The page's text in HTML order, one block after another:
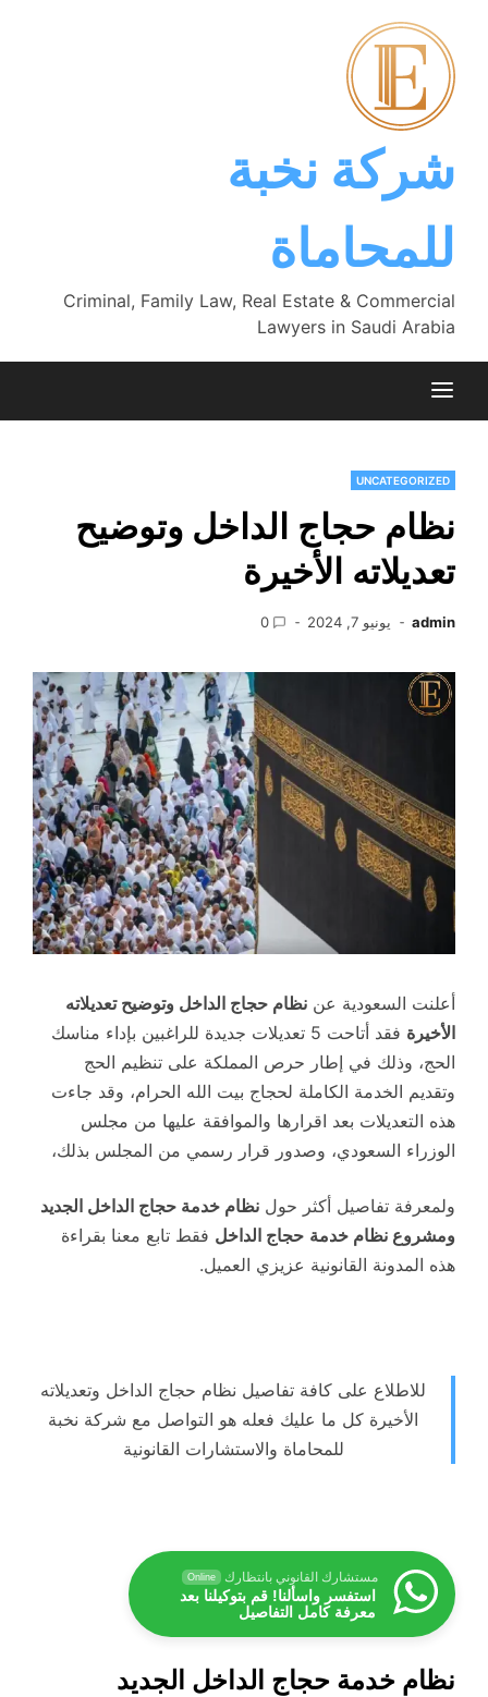
content
شركة نخبة
للمحاماة
Criminal, Family Law, Real Estate & Commercial
Lawyers in Saudi Arabia
UNCATEGORIZED
نظام حجاج الداخل وتوضيح
تعديلاته الأخيرة
admin يونيو 7, 2024 0
أعلنت السعودية عن نظام حجاج الداخل وتوضيح تعديلاته
الأخيرة
فقد أتاحت 5 تعديلات جديدة للراغبين بإداء مناسك
الحج، وذلك في إطار حرص المملكة على تنظيم الحج
وتقديم الخدمة الكاملة لحجاج بيت الله الحرام، وقد جاءت
هذه التعديلات بعد اقرارها والموافقة عليها من مجلس
الوزراء السعودي، وصدور قرار رسمي من المجلس بذلك،
ولمعرفة تفاصيل أكثر حول نظام خدمة حجاج الداخل الجديد
ومشروع نظام خدمة حجاج الداخل فقط تابع معنا بقراءة
هذه المدونة القانونية عزيزي العميل.
للاطلاع على كافة تفاصيل نظام حجاج الداخل وتعديلاته
الأخيرة كل ما عليك فعله هو التواصل مع شركة نخبة
للمحاماة والاستشارات القانونية
مستشارك القانوني بانتظارك Online
استفسر واسألنا! قم بتوكيلنا بعد
معرفة كامل التفاصيل
نظام خدمة حجاج الداخل الجديد